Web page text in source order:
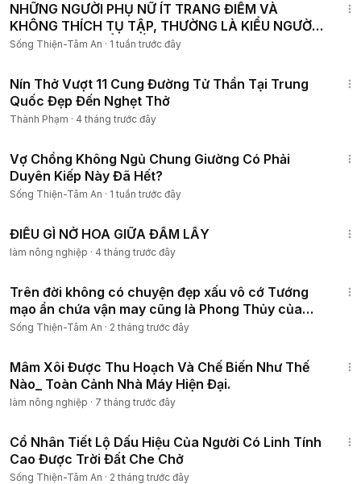
NHỮNG NGƯỜI PHỤ NỮ ÍT TRANG ĐIỂM VÀ
KHÔNG THÍCH TỤ TẬP, THƯỜNG LÀ KIỂU NGƯỜI
NÀY... | LẶNG ĐỂ NGẤM
Sống Thiện-Tâm An · 1 tuần trước đây
Nín Thở Vượt 11 Cung Đường Tử Thần Tại Trung
Quốc Đẹp Đến Nghẹt Thở
Thành Phạm · 4 tháng trước đây
Vợ Chồng Không Ngủ Chung Giường Có Phải
Duyên Kiếp Này Đã Hết?
Sống Thiện-Tâm An · 1 tuần trước đây
ĐIỀU GÌ NỞ HOA GIỮA ĐẦM LẦY
làm nông nghiệp · 4 tháng trước đây
Trên đời không có chuyện đẹp xấu vô cớ Tướng
mạo ẩn chứa vận may cũng là Phong Thủy của
bạn
Sống Thiện-Tâm An · 2 tháng trước đây
Mâm Xôi Được Thu Hoạch Và Chế Biến Như Thế
Nào_ Toàn Cảnh Nhà Máy Hiện Đại.
làm nông nghiệp · 7 tháng trước đây
Cổ Nhân Tiết Lộ Dấu Hiệu Của Người Có Linh Tính
Cao Được Trời Đất Che Chở
Sống Thiện-Tâm An · 2 tháng trước đây